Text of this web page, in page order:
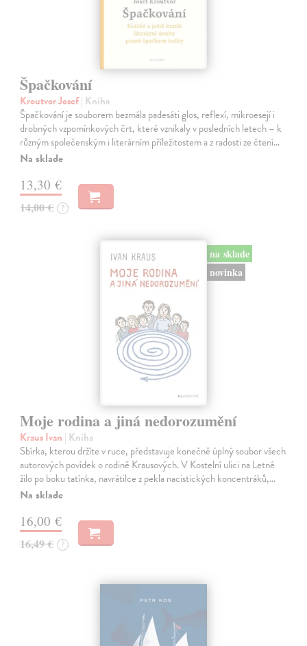
Špačkování
Kroutvor Josef| Kniha
Špačkování je souborem bezmála padesáti glos, reflexí, mikroesejí i
drobných vzpomínkových črt, které vznikaly v posledních letech – k
různým společenským i literárním příležitostem a z radosti ze čtení…
Na sklade
13,30 €
14,00 € ?
na sklade
novinka
Moje rodina a jiná nedorozumění
Kraus Ivan | Kniha
Sbírka, kterou držíte v ruce, představuje konečně úplný soubor všech
autorových povídek o rodině Krausových. V Kostelní ulici na Letné
žilo po boku tatínka, navrátilce z pekla nacistických koncentráků,…
Na sklade
16,00 €
16,49 € ?